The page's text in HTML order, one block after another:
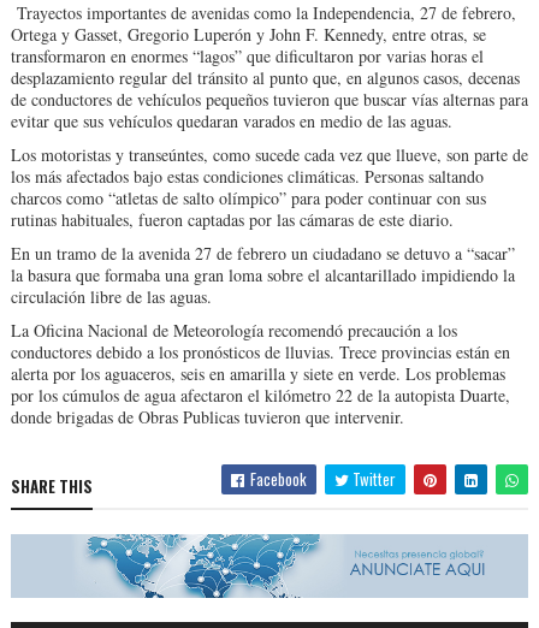
Trayectos importantes de avenidas como la Independencia, 27 de febrero,
Ortega y Gasset, Gregorio Luperón y John F. Kennedy, entre otras, se
transformaron en enormes “lagos” que dificultaron por varias horas el
desplazamiento regular del tránsito al punto que, en algunos casos, decenas
de conductores de vehículos pequeños tuvieron que buscar vías alternas para
evitar que sus vehículos quedaran varados en medio de las aguas.
Los motoristas y transeúntes, como sucede cada vez que llueve, son parte de
los más afectados bajo estas condiciones climáticas. Personas saltando
charcos como “atletas de salto olímpico” para poder continuar con sus
rutinas habituales, fueron captadas por las cámaras de este diario.
En un tramo de la avenida 27 de febrero un ciudadano se detuvo a “sacar”
la basura que formaba una gran loma sobre el alcantarillado impidiendo la
circulación libre de las aguas.
La Oficina Nacional de Meteorología recomendó precaución a los
conductores debido a los pronósticos de lluvias. Trece provincias están en
alerta por los aguaceros, seis en amarilla y siete en verde. Los problemas
por los cúmulos de agua afectaron el kilómetro 22 de la autopista Duarte,
donde brigadas de Obras Publicas tuvieron que intervenir.
SHARE THIS Facebook Twitter